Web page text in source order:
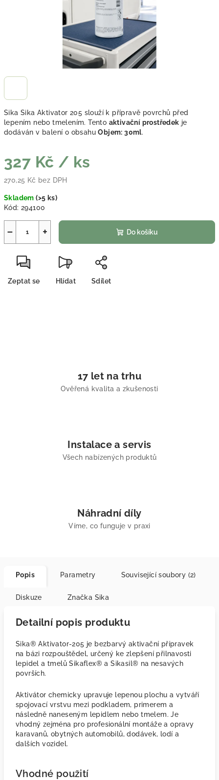
Sika Sika Aktivator 205 slouží k přípravě povrchů před
lepením nebo tmelením. Tento aktivační prostředek je
dodáván v balení o obsahuObjem: 30ml.
327 Kč / ks
270,25 Kč bez DPH
Skladem(>5 ks)
Kód: 294100
+
− Do košíku
Zeptat se Hlídat Sdílet
17 let na trhu
Ověřená kvalita a zkušenosti
Instalace a servis
Všech nabízených produktů
Náhradní díly
Víme, co funguje v praxi
Popis Parametry Související soubory (2)
Diskuze Značka Sika
Detailní popis produktu
Sika® Aktivator-205 je bezbarvý aktivační přípravek
na bázi rozpouštědel, určený ke zlepšení přilnavosti
lepidel a tmelů Sikaflex® a Sikasil® na nesavých
površích.
Aktivátor chemicky upravuje lepenou plochu a vytváří
spojovací vrstvu mezi podkladem, primerem a
následně naneseným lepidlem nebo tmelem. Je
vhodný zejména pro profesionální montáže a opravy
karavanů, obytných automobilů, dodávek, lodí a
dalších vozidel.
Vhodné použití